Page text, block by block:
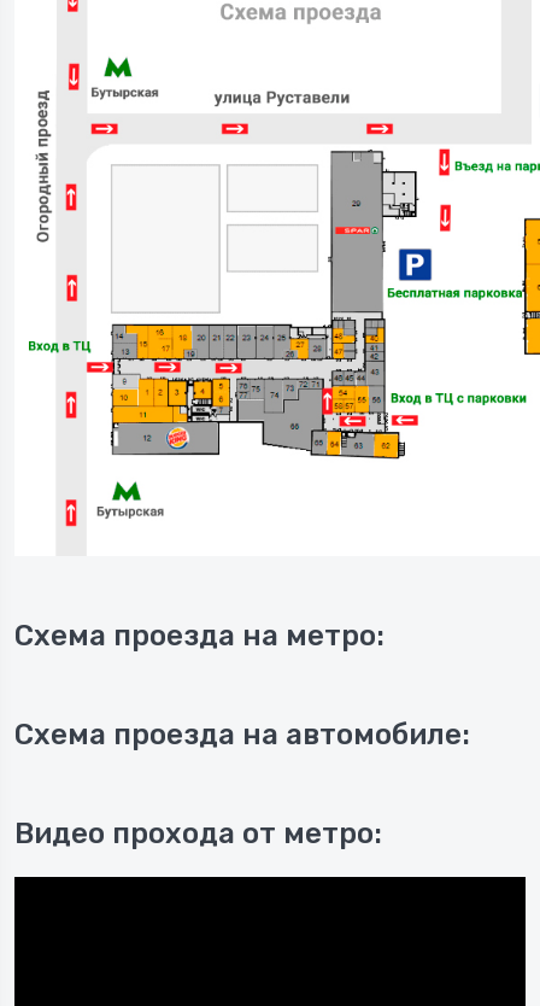
Схема проезда на метро:
Схема проезда на автомобиле:
Видео прохода от метро: